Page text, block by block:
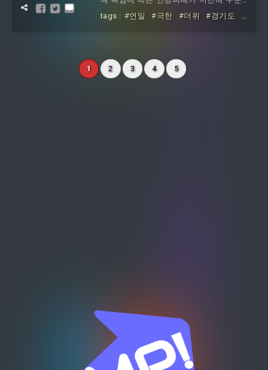
이를 것이라는 전망이 나오고 있다. 이에
경기도가 지난해 긴급 대책으로 시행한 취
tags : #연일 #극한 #더위 #경기도
1 2 3 4 5